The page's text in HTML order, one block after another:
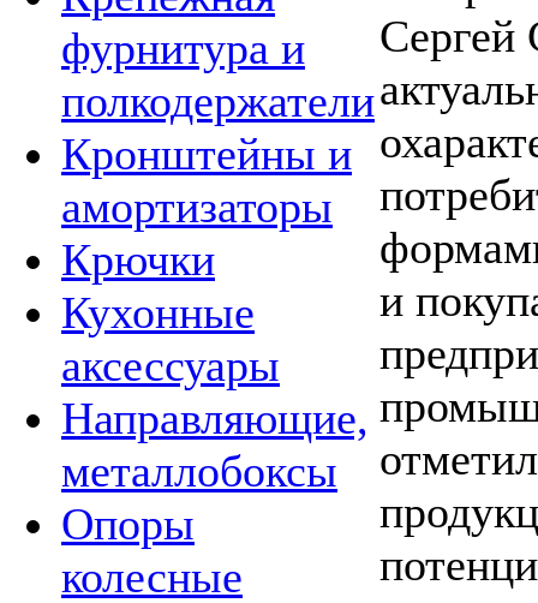
фурнитура и
полкодержатели
Кронштейны и
амортизаторы
Крючки
Кухонные
аксессуары
Направляющие,
металлобоксы
Опоры
колесные
Сергей
и